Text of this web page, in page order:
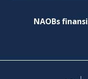
NAOBs